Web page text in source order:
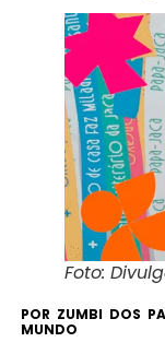
Foto:
POR ZUMBI DOS
MUNDO